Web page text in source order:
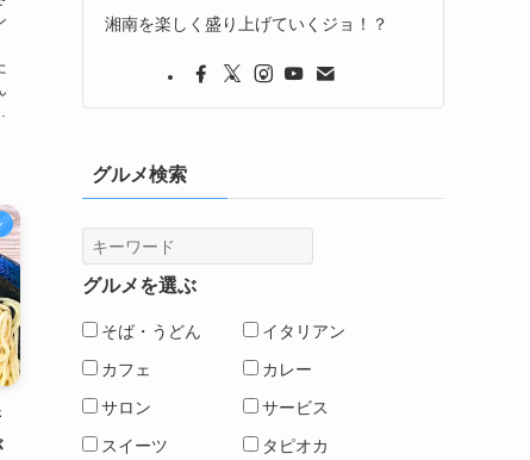
湘南を楽しく盛り上げていくジョ！？
グルメ検索
グルメを選ぶ
そば・うどん
イタリアン
カフェ
カレー
サロン
サービス
スイーツ
タピオカ